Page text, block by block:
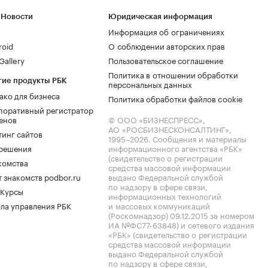
продукты РБК
для бизнеса
регистратор
сайтов
знакомств podbor.ru
управления РБК
Юридическая информация
Информация об ограничениях
О соблюдении авторских прав
Пользовательское соглашение
Политика в отношении обработки
персональных данных
Политика обработки файлов cookie
© ООО «БИЗНЕСПРЕСС»,
АО «РОСБИЗНЕСКОНСАЛТИНГ»,
1995–2026. Сообщения и материалы
информационного агентства «РБК»
(свидетельство о регистрации
средства массовой информации
выдано Федеральной службой
по надзору в сфере связи,
информационных технологий
и массовых коммуникаций
(Роскомнадзор) 09.12.2015 за номером
ИА №ФС77-63848) и сетевого издания
«РБК» (свидетельство о регистрации
средства массовой информации
выдано Федеральной службой
по надзору в сфере связи,